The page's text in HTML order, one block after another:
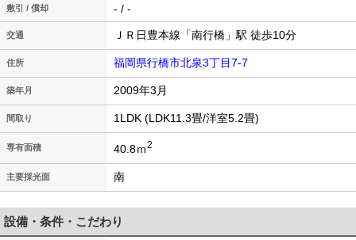
敷引 / 償却 - / -
交通 ＪＲ日豊本線「南行橋」駅 徒歩10分
住所 福岡県行橋市北泉3丁目7-7
築年月 2009年3月
間取り 1LDK (LDK11.3畳/洋室5.2畳)
専有面積 40.8ｍ2
主要採光面 南
設備・条件・こだわり